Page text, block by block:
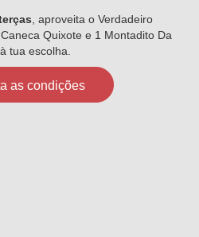
, aproveita o Verdadeiro
Quixote e 1 Montadito Da
tua escolha.
as condições